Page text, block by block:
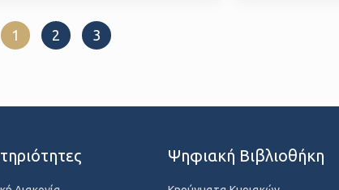
1 2 3
Ψηφιακή Βιβλιοθήκη